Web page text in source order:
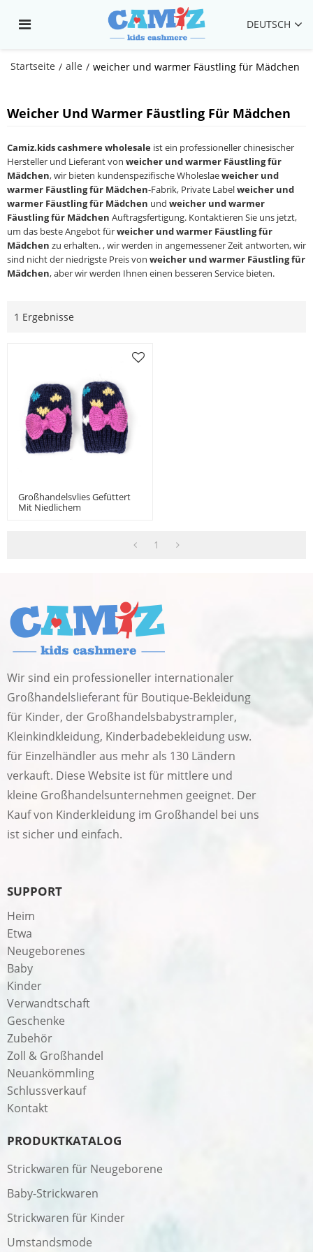
DEUTSCH
Startseite / alle / weicher und warmer Fäustling für Mädchen
Weicher Und Warmer Fäustling Für Mädchen
Camiz.kids cashmere wholesale ist ein professioneller chinesischer
Hersteller und Lieferant von weicher und warmer Fäustling für
Mädchen, wir bieten kundenspezifische Wholeslaeweicher und
warmer Fäustling für Mädchen-Fabrik, Private Labelweicher und
warmer Fäustling für Mädchen und weicher und warmer
Fäustling für Mädchen Auftragsfertigung. Kontaktieren Sie uns jetzt,
um das beste Angebot fürweicher und warmer Fäustling für
Mädchen zu erhalten. , wir werden in angemessener Zeit antworten, wir
sind nicht der niedrigste Preis von weicher und warmer Fäustling für
Mädchen, aber wir werden Ihnen einen besseren Service bieten.
1 Ergebnisse
Großhandelsvlies Gefüttert
Mit Niedlichem
1
Wir sind ein professioneller internationaler
Großhandelslieferant für Boutique-Bekleidung
für Kinder, der Großhandelsbabystrampler,
Kleinkindkleidung, Kinderbadebekleidung usw.
für Einzelhändler aus mehr als 130 Ländern
verkauft. Diese Website ist für mittlere und
kleine Großhandelsunternehmen geeignet. Der
Kauf von Kinderkleidung im Großhandel bei uns
ist sicher und einfach.
SUPPORT
Heim
Etwa
Neugeborenes
Baby
Kinder
Verwandtschaft
Geschenke
Zubehör
Zoll & Großhandel
Neuankömmling
Schlussverkauf
Kontakt
PRODUKTKATALOG
Strickwaren für Neugeborene
Baby-Strickwaren
Strickwaren für Kinder
Umstandsmode